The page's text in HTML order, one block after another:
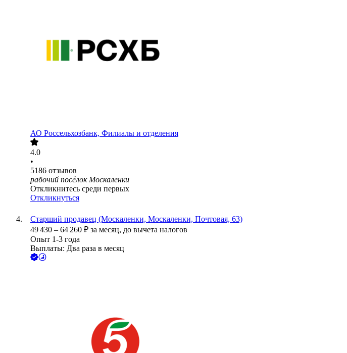
АО Россельхозбанк, Филиалы и отделения
4.0
•
5186 отзывов
рабочий посёлок Москаленки
Откликнитесь среди первых
Откликнуться
Старший продавец (Москаленки, Москаленки, Почтовая, 63)
49 430 – 64 260 ₽ за месяц, до вычета налогов
Опыт 1-3 года
Выплаты: Два раза в месяц